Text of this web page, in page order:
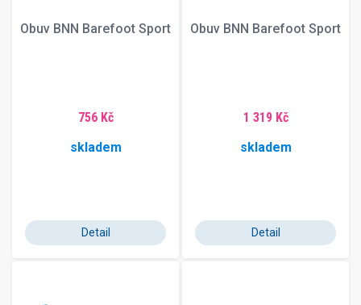
Obuv BNN Barefoot Sport
756 Kč
skladem
Detail
Obuv BNN Barefoot Sport
1 319 Kč
skladem
Detail